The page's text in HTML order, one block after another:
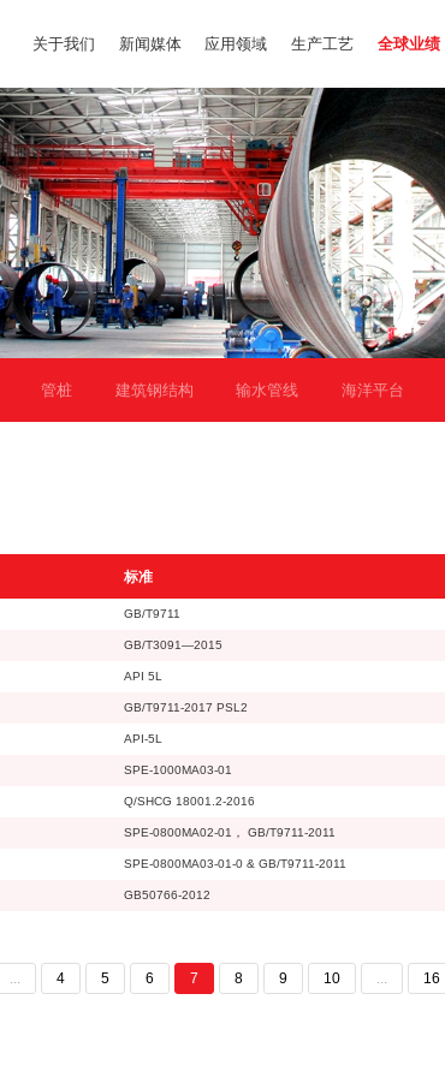
关于我们 新闻媒体 应用领域 生产工艺 全球业绩
管桩 建筑钢结构 输水管线 海洋平台
标准
GB/T9711
GB/T3091—2015
API 5L
GB/T9711-2017 PSL2
API-5L
SPE-1000MA03-01
Q/SHCG 18001.2-2016
SPE-0800MA02-01， GB/T9711-2011
SPE-0800MA03-01-0 & GB/T9711-2011
GB50766-2012
... 4 5 6 7 8 9 10 ... 16